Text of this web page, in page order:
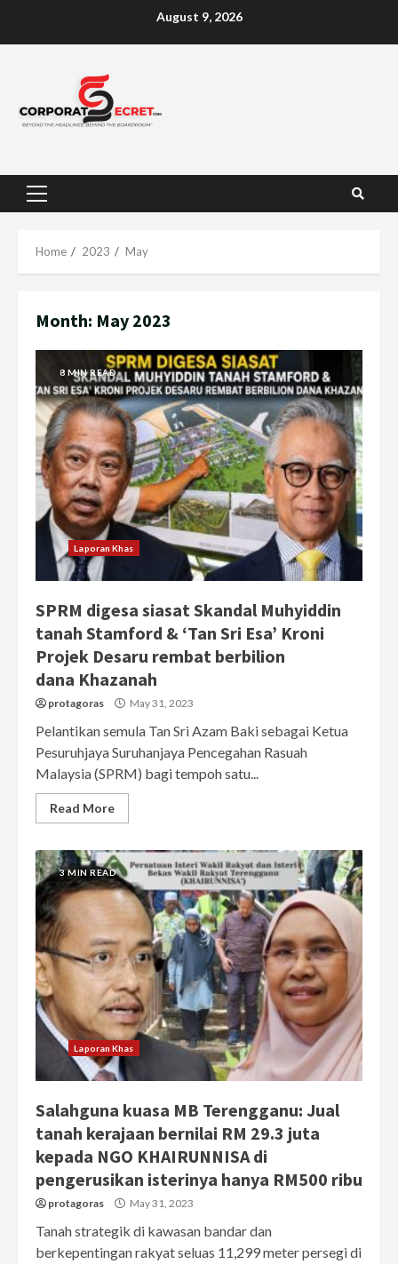
August 9, 2026
Primary
Home 2023 May
Month: May 2023
8 MIN READ
Laporan Khas
SPRM digesa siasat Skandal Muhyiddin
tanah Stamford & ‘Tan Sri Esa’ Kroni
Projek Desaru rembat berbilion
dana Khazanah
protagoras May 31, 2023
Pelantikan semula Tan Sri Azam Baki sebagai Ketua
Pesuruhjaya Suruhanjaya Pencegahan Rasuah
Malaysia (SPRM) bagi tempoh satu...
Read More
3 MIN READ
Laporan Khas
Salahguna kuasa MB Terengganu: Jual
tanah kerajaan bernilai RM 29.3 juta
kepada NGO KHAIRUNNISA di
pengerusikan isterinya hanya RM500 ribu
protagoras May 31, 2023
Tanah strategik di kawasan bandar dan
berkepentingan rakyat seluas 11,299 meter persegi di